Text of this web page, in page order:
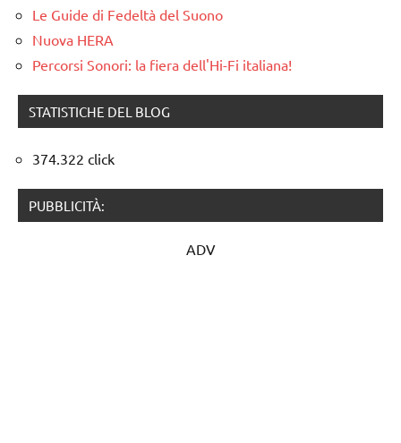
Le Guide di Fedeltà del Suono
Nuova HERA
Percorsi Sonori: la fiera dell'Hi-Fi italiana!
STATISTICHE DEL BLOG
374.322 click
PUBBLICITÀ:
ADV